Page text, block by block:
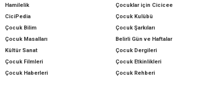
Hamilelik
Çocuklar için Cicicee
CiciPedia
Çocuk Kulübü
Çocuk Bilim
Çocuk Şarkıları
Çocuk Masalları
Belirli Gün ve Haftalar
Kültür Sanat
Çocuk Dergileri
Çocuk Filmleri
Çocuk Etkinlikleri
Çocuk Haberleri
Çocuk Rehberi